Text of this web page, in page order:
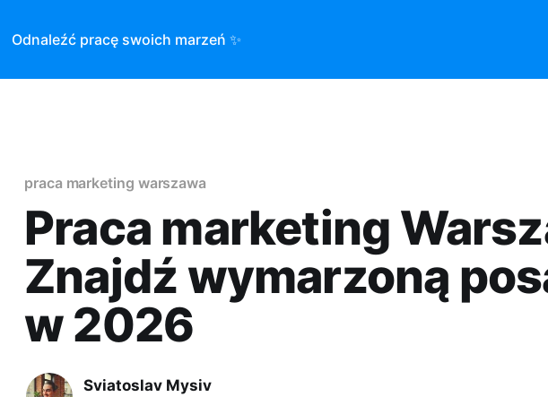
Odnaleźć pracę swoich marzeń ✨
praca marketing warszawa
Praca marketing
Znajdź wymarzoną
w 2026
Sviatoslav Mysiv